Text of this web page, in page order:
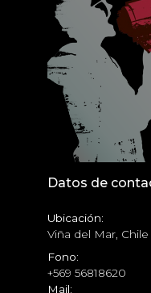
Datos de
Ubicación:
Viña del Mar, Chile
Fono:
+569 56818620
Mail: